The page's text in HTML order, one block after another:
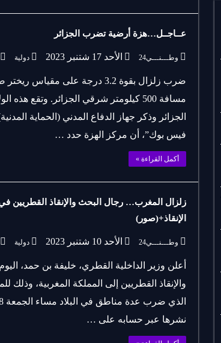
عــاجــل…هزة أرضية تضرب الجزائر
وطـــنـــي24 الأحد 17 شتنبر 2023 دولية
ضرب زلزال بقوة 3.2 درجة على
الجزائر وذكر جهاز الدفاع المدني (الحماية
فيس بوك”، أن مركز الهزة حدد …
أكمل القراءة »
زلزال المغرب… رجال البحث والإنقاذ
الإنقاذ+(صور)
وطـــنـــي24 الأحد 10 شتنبر 2023 دولية
والإنقاذ القطريين إلى المملكة المغربية، وذلك
نشرها عبر حسابه على …